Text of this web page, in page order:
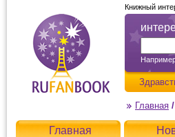
Книжный
Главная /
Главная